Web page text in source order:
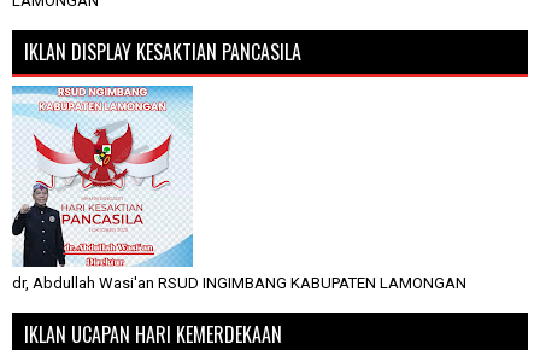
IKLAN DISPLAY KESAKTIAN PANCASILA
dr, Abdullah Wasi'an RSUD INGIMBANG KABUPATEN LAMONGAN
IKLAN UCAPAN HARI KEMERDEKAAN